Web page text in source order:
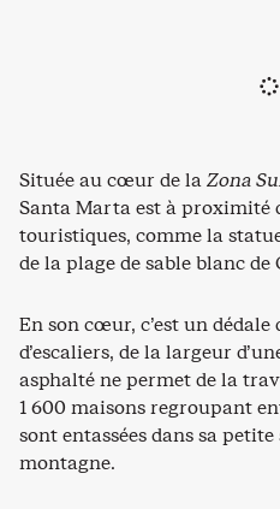
Située au cœur de laZona
Santa Marta est à
touristiques, comme la
de la plage de sable blanc de
En son cœur, c’est un dédale
d’escaliers, de la largeur
asphalté ne permet de la
1 600 maisons regroupant
sont entassées dans sa
montagne.